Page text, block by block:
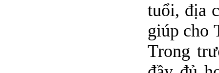
tuổi, địa
giúp cho
Trong